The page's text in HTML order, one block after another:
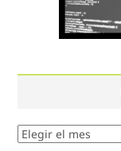
Nuestro